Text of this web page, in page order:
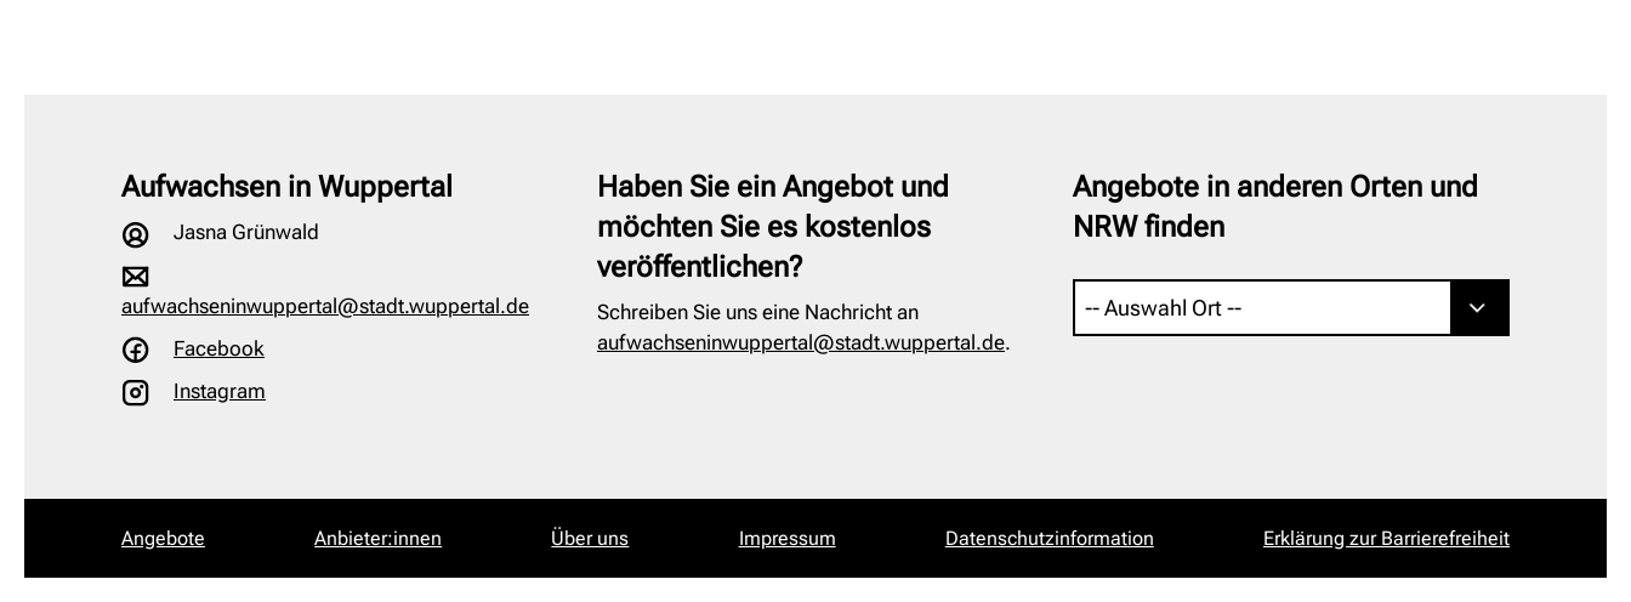
Aufwachsen in Wuppertal
Jasna Grünwald
aufwachseninwuppertal@stadt.wuppertal.de
Facebook
Instagram
Haben Sie ein Angebot und
möchten Sie es kostenlos
veröffentlichen?
Schreiben Sie uns eine Nachricht an
aufwachseninwuppertal@stadt.wuppertal.de.
Angebote in anderen Orten und
NRW finden
Angebote Anbieter:innen Über uns Impressum Datenschutzinformation Erklärung zur Barrierefreiheit